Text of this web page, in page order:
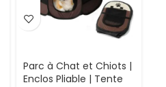
Parc à Chat et Chiots |
Enclos Pliable | Tente